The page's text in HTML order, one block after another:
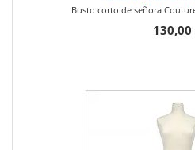
Busto corto de señora
130,00